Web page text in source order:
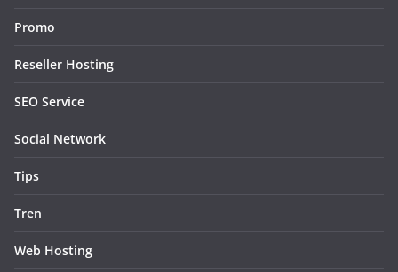
Promo
Reseller Hosting
SEO Service
Social Network
Tips
Tren
Web Hosting